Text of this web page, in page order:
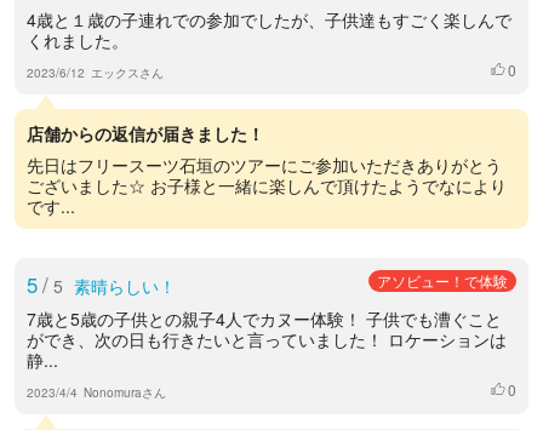
4歳と１歳の子連れでの参加でしたが、子供達もすごく楽しんで
くれました。
2023/6/12 エックスさん いいね
0
店舗からの返信が届きました！
先日はフリースーツ石垣のツアーにご参加いただきありがとう
ございました☆ お子様と一緒に楽しんで頂けたようでなにより
です...
5/ 5 素晴らしい！ アソビュー！で体験
7歳と5歳の子供との親子4人でカヌー体験！ 子供でも漕ぐこと
ができ、次の日も行きたいと言っていました！ ロケーションは
静...
2023/4/4 Nonomuraさん いいね
0